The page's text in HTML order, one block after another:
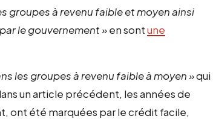
groupes à revenu faible et moyen ainsi
le gouvernement »en sontune
les groupes à revenu faible à moyen »qui
un article précédent, les années de
ont été marquées par le crédit facile,